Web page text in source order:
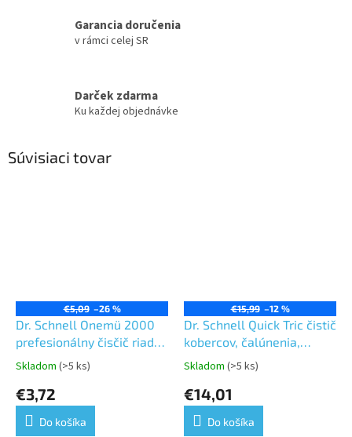
Garancia doručenia
v rámci celej SR
Darček zdarma
Ku každej objednávke
Súvisiaci tovar
€5,09 –26 %
Dr. Schnell Onemü 2000
prefesionálny čisčič riadu
1L
Priemerné
produktu
5,0
Skladom (>5 ks)
€3,72
Do košíka
€15,99 –12 %
Dr. Schnell Quick Tric čistič
kobercov, čalúnenia,
stropov, stien 1L
Priemerné
produktu
5,0
Skladom (>5 ks)
€14,01
Do košíka